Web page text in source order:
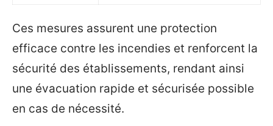
Ces mesures assurent une protection
efficace contre les incendies et renforcent la
sécurité des établissements, rendant ainsi
une évacuation rapide et sécurisée possible
en cas de nécessité.